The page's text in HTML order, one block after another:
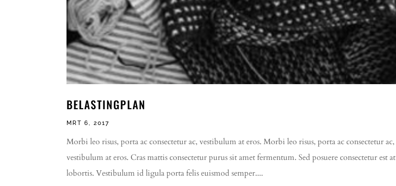
BELASTINGPLAN
MRT 6, 2017
Morbi leo risus, porta ac consectetur ac, vestibulum at eros. Morbi leo risus, porta ac consectetur ac,
vestibulum at eros. Cras mattis consectetur purus sit amet fermentum. Sed posuere consectetur est at
lobortis. Vestibulum id ligula porta felis euismod semper....